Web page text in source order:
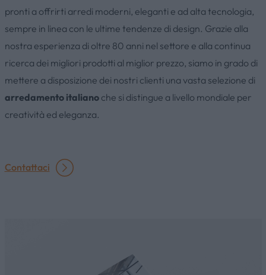
HOME
pronti a offrirti arredi moderni, eleganti e ad alta tecnologia,
sempre in linea con le ultime tendenze di design. Grazie alla
nostra esperienza di oltre 80 anni nel settore e alla continua
ricerca dei migliori prodotti al miglior prezzo, siamo in grado di
mettere a disposizione dei nostri clienti una vasta selezione di
arredamento italianoche si distingue a livello mondiale per
creatività ed eleganza.
Contattaci